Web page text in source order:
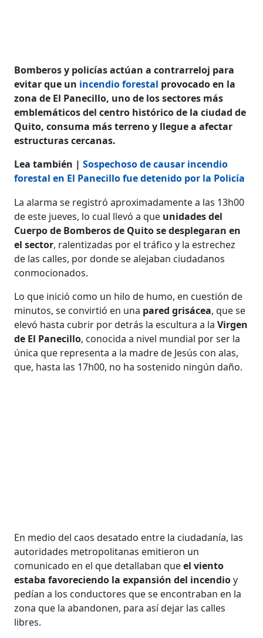
Bomberos y policías actúan a contrarreloj para
evitar que un incendio forestal provocado en la
zona de El Panecillo, uno de los sectores más
emblemáticos del centro histórico de la ciudad de
Quito, consuma más terreno y llegue a afectar
estructuras cercanas.
Lea también |Sospechoso de causar incendio
forestal en El Panecillo fue detenido por la Policía
La alarma se registró aproximadamente a las 13h00
de este jueves, lo cual llevó a que unidades del
Cuerpo de Bomberos de Quito se desplegaran en
el sector, ralentizadas por el tráfico y la estrechez
de las calles, por donde se alejaban ciudadanos
conmocionados.
Lo que inició como un hilo de humo, en cuestión de
minutos, se convirtió en una pared grisácea, que se
elevó hasta cubrir por detrás la escultura a laVirgen
de El Panecillo, conocida a nivel mundial por ser la
única que representa a la madre de Jesús con alas,
que, hasta las 17h00, no ha sostenido ningún daño.
En medio del caos desatado entre la ciudadanía, las
autoridades metropolitanas emitieron un
comunicado en el que detallaban queel viento
estaba favoreciendo la expansión del incendioy
pedían a los conductores que se encontraban en la
zona que la abandonen, para así dejar las calles
libres.